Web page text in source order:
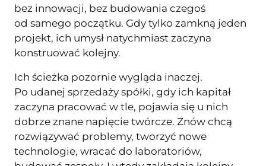
bez innowacji, bez budowania czegoś
od samego początku. Gdy tylko zamkną jeden
projekt, ich umysł natychmiast zaczyna
konstruować kolejny.
Ich ścieżka pozornie wygląda inaczej.
Po udanej sprzedaży spółki, gdy ich kapitał
zaczyna pracować w tle, pojawia się u nich
dobrze znane napięcie twórcze. Znów chcą
rozwiązywać problemy, tworzyć nowe
technologie, wracać do laboratoriów,